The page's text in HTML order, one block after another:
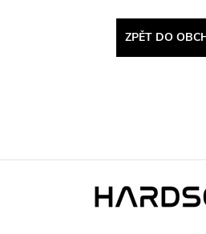
ZPĚT DO